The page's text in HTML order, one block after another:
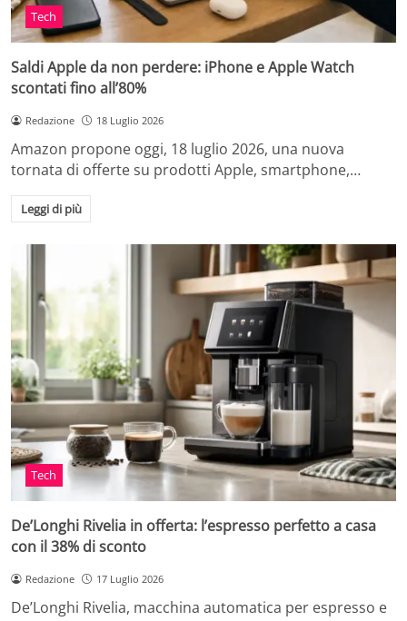
Tech
Saldi Apple da non perdere: iPhone e Apple Watch
scontati fino all’80%
Redazione 18 Luglio 2026
Amazon propone oggi, 18 luglio 2026, una nuova
tornata di offerte su prodotti Apple, smartphone,…
Leggi di più
Tech
De’Longhi Rivelia in offerta: l’espresso perfetto a casa
con il 38% di sconto
Redazione 17 Luglio 2026
De’Longhi Rivelia, macchina automatica per espresso e